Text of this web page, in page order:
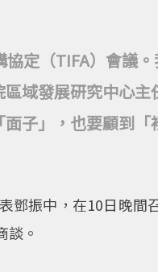
定（TIFA）會議
域發展研究中心
子」，也要顧到「
鄧振中，在10日晚間
談。